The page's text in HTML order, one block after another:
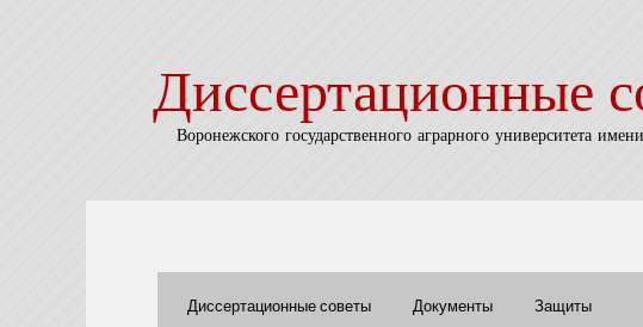
Диссертационные
Воронежского государственного аграрного университета
Диссертационные советы Документы Защиты